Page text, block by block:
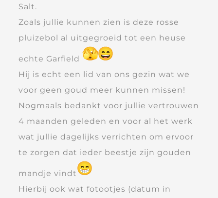
Salt.
Zoals jullie kunnen zien is deze rosse
pluizebol al uitgegroeid tot een heuse
echte Garfield
Hij is echt een lid van ons gezin wat we
voor geen goud meer kunnen missen!
Nogmaals bedankt voor jullie vertrouwen
4 maanden geleden en voor al het werk
wat jullie dagelijks verrichten om ervoor
te zorgen dat ieder beestje zijn gouden
mandje vindt
Hierbij ook wat fotootjes (datum in